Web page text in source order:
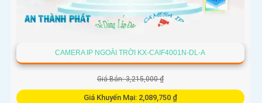
CAMERA IP NGOÀI TRỜI KX-CAIF4001N-DL-A
Giá Bán: 3,215,000 ₫
Giá Khuyến Mại: 2,089,750 ₫